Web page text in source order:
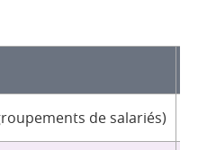
de salariés)